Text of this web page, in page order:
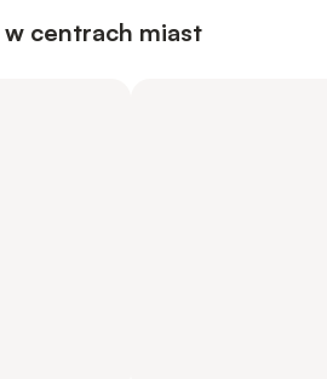
centrach miast